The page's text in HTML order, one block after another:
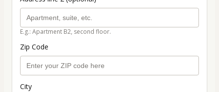
E.g.: Apartment B2, second floor.
Zip Code
City